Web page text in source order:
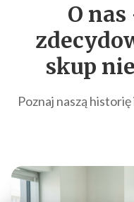
O
skup
Poznaj naszą